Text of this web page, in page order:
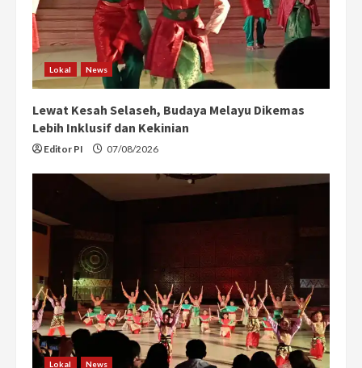
Lokal News
Lewat Kesah Selaseh, Budaya Melayu Dikemas
Lebih Inklusif dan Kekinian
Editor PI 07/08/2026
Lokal News